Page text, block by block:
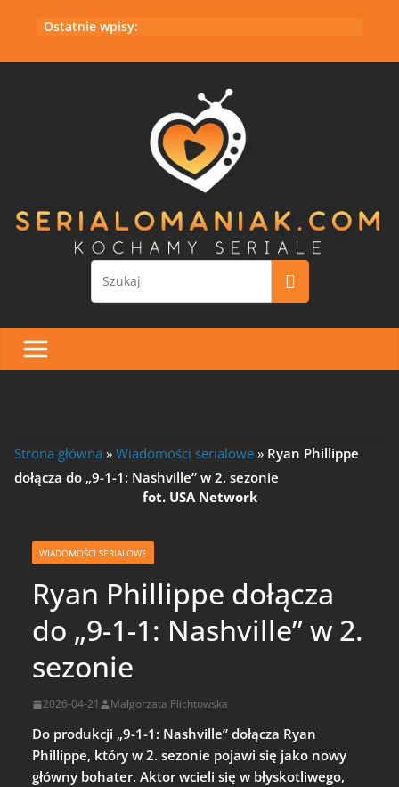
Ostatnie wpisy:
Strona główna » Wiadomości serialowe » Ryan Phillippe
dołącza do „9-1-1: Nashville” w 2. sezonie
fot. USA Network
WIADOMOŚCI SERIALOWE
Ryan Phillippe dołącza
do „9-1-1: Nashville” w 2.
sezonie
2026-04-21 Małgorzata Plichtowska
Do produkcji „9-1-1: Nashville” dołącza Ryan
Phillippe, który w 2. sezonie pojawi się jako nowy
główny bohater. Aktor wcieli się w błyskotliwego,